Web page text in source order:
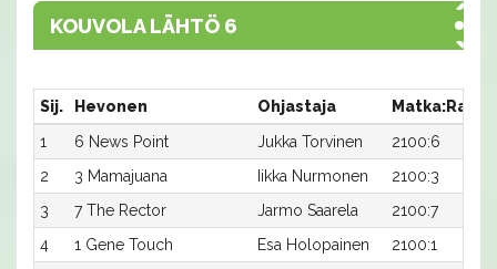
KOUVOLA LÄHTÖ 6
Sij. Hevonen Ohjastaja Matka:Rata
1
6 News Point Jukka Torvinen 2100:6
2
3 Mamajuana Iikka Nurmonen 2100:3
3
7 The Rector Jarmo Saarela 2100:7
4
1 Gene Touch Esa Holopainen 2100:1